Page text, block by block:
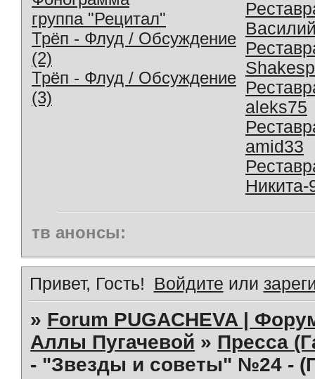
группа "Рецитал"
Трёп - Флуд / Обсуждение
(2)
Трёп - Флуд / Обсуждение
(3)
aleks75
amid33
Никита-
тв анонсы:
Привет, Гость! Войдите или
» Forum PUGACHEVA |
Аллы Пугачевой » Пресса
- "Звезды и советы" №24 -